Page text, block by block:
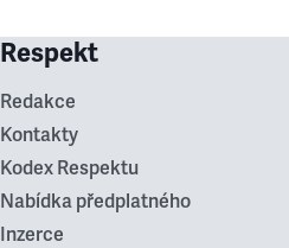
Respekt
Redakce
Kontakty
Kodex Respektu
Nabídka předplatného
Inzerce